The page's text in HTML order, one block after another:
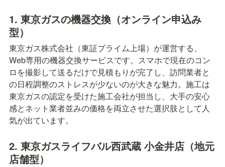
1. 東京ガスの機器交換（オンライン申込み
型）
東京ガス株式会社（東証プライム上場）が運営する、
Web専用の機器交換サービスです。スマホで現在のコン
ロを撮影して送るだけで見積もりが完了し、訪問業者と
の日程調整のストレスが少ないのが大きな魅力。施工は
東京ガスの認定を受けた施工会社が担当し、大手の安心
感とネット業者並みの価格を両立させた選択肢として人
気が出ています。
2. 東京ガスライフバル西武蔵 小金井店（地元
店舗型）